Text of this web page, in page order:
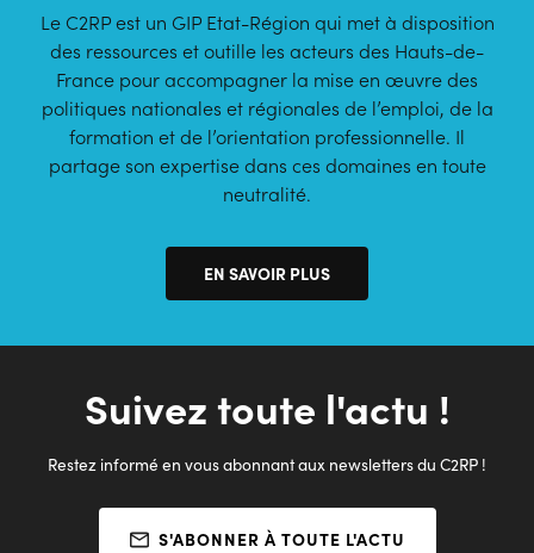
Le C2RP est un GIP Etat-Région qui met à disposition
des ressources et outille les acteurs des Hauts-de-
France pour accompagner la mise en œuvre des
politiques nationales et régionales de l’emploi, de la
formation et de l’orientation professionnelle. Il
partage son expertise dans ces domaines en toute
neutralité.
EN SAVOIR PLUS
Suivez toute l'actu !
Restez informé en vous abonnant aux newsletters du C2RP !
S'ABONNER À TOUTE L'ACTU